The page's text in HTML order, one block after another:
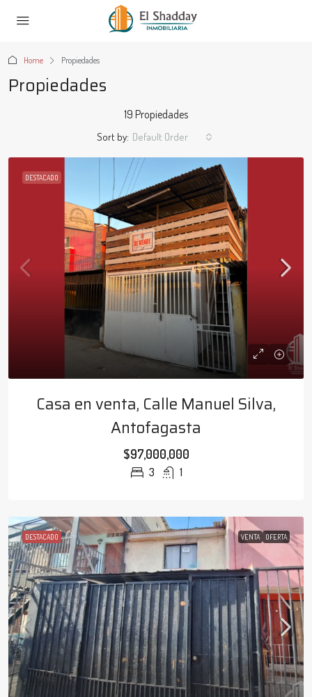
Home Propiedades
Propiedades
19 Propiedades
Sort by: Default Order
DESTACADO
Casa en venta, Calle Manuel Silva,
Antofagasta
$97,000,000
3 1
DESTACADO VENTA OFERTA